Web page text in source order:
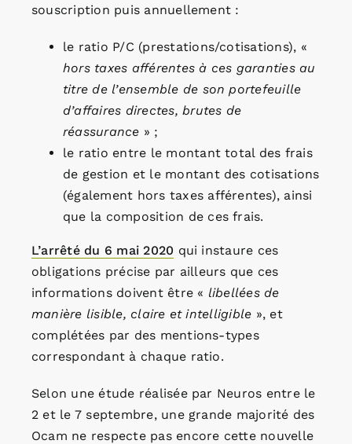
souscription puis annuellement :
le ratio P/C (prestations/cotisations), «
hors taxes afférentes à ces garanties au
titre de l’ensemble de son portefeuille
d’affaires directes, brutes de
réassurance » ;
le ratio entre le montant total des frais
de gestion et le montant des cotisations
(également hors taxes afférentes), ainsi
que la composition de ces frais.
L’arrêté du 6 mai 2020 qui instaure ces
obligations précise par ailleurs que ces
informations doivent être « libellées de
manière lisible, claire et intelligible », et
complétées par des mentions-types
correspondant à chaque ratio.
Selon une étude réalisée par Neuros entre le
2 et le 7 septembre, une grande majorité des
Ocam ne respecte pas encore cette nouvelle